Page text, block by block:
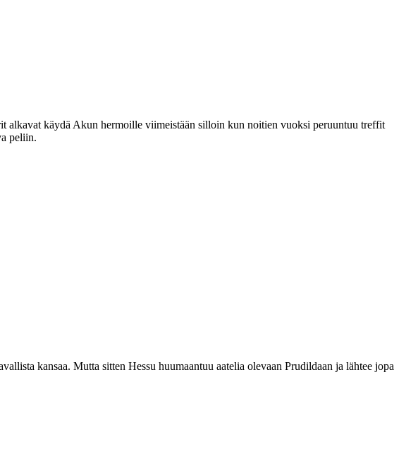
alkavat käydä Akun hermoille viimeistään silloin kun noitien vuoksi peruuntuu treffit
peliin.
kansaa. Mutta sitten Hessu huumaantuu aatelia olevaan Prudildaan ja lähtee jopa